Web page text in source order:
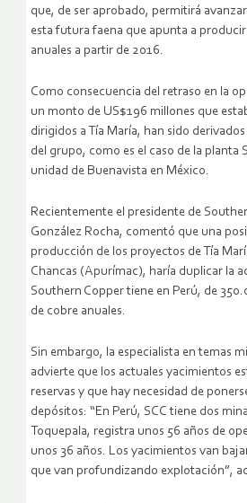
que, de ser aprobado, permitirá
esta futura faena que apunta a
anuales a partir de 2016.
Como consecuencia del retraso en la
un monto de US$196 millones que
dirigidos a Tía María, han sido
del grupo, como es el caso de la planta
unidad de Buenavista en México.
Recientemente el presidente de
González Rocha, comentó que una
producción de los proyectos de Tía
Chancas (Apurímac), haría duplicar la
Southern Copper tiene en Perú, de
de cobre anuales.
Sin embargo, la especialista en temas
advierte que los actuales yacimientos
reservas y que hay necesidad de
depósitos: “En Perú, SCC tiene dos
Toquepala, registra unos 56 años de
unos 36 años. Los yacimientos van
que van profundizando explotación”,